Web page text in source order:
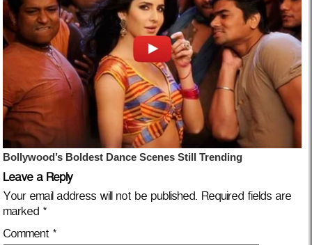
Leave a Reply
Your email address will not be published. Required fields are
marked *
Comment *